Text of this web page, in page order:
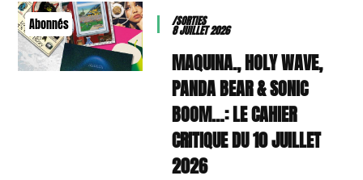
Abonnés /SORTIES
8 JUILLET 2026
MAQUINA., HOLY WAVE,
PANDA BEAR & SONIC
BOOM…: LE CAHIER
CRITIQUE DU 10 JUILLET
2026